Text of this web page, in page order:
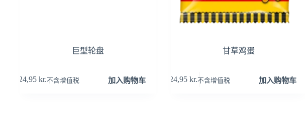
巨型轮盘
24,95 kr.不含增值税 加入购物车
甘草鸡蛋
24,95 kr.不含增值税 加入购物车